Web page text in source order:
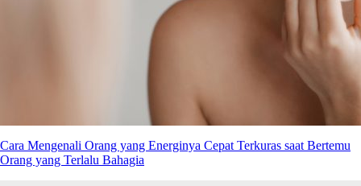
Cara Mengenali Orang yang Energinya Cepat Terkuras saat Bertemu
Orang yang Terlalu Bahagia